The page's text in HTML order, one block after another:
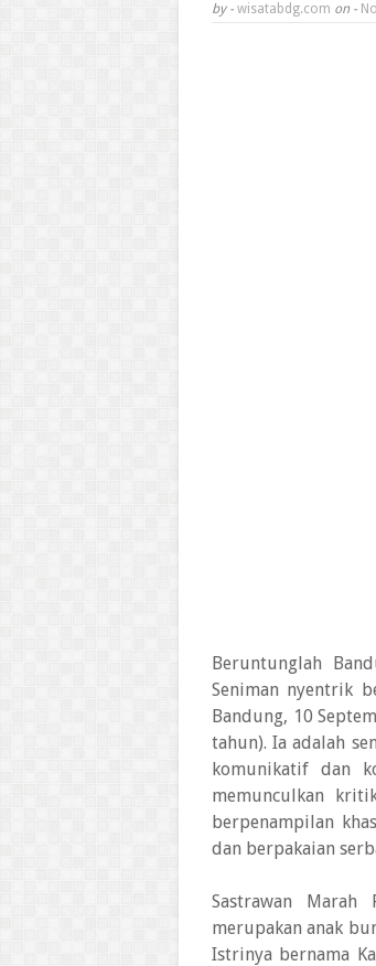
by - wisatabdg.com on -
Beruntunglah
Seniman nyentrik
Bandung, 10
tahun). Ia adalah
komunikatif dan
memunculkan
berpenampilan
dan berpakaian
Sastrawan
merupakan anak
Istrinya bernama